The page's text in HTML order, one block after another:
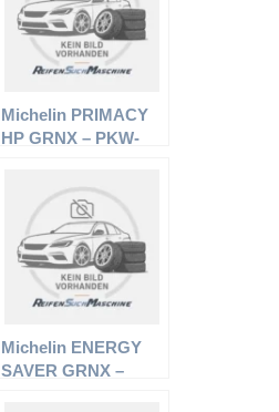
Michelin PRIMACY
HP GRNX – PKW-
Michelin ENERGY
SAVER GRNX –